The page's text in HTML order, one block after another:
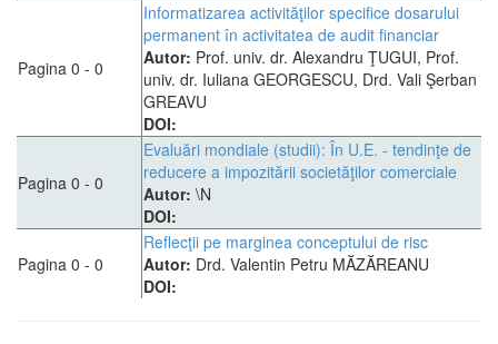
Pagina 0 - 0
Informatizarea activităţilor specifice dosarului
permanent în activitatea de audit financiar
Autor: Prof. univ. dr. Alexandru ŢUGUI, Prof.
univ. dr. Iuliana GEORGESCU, Drd. Vali Şerban
GREAVU
DOI:
Pagina 0 - 0
Evaluări mondiale (studii): În U.E. - tendinţe de
reducere a impozitării societăţilor comerciale
Autor: \N
DOI:
Pagina 0 - 0
Reflecţii pe marginea conceptului de risc
Autor: Drd. Valentin Petru MĂZĂREANU
DOI: